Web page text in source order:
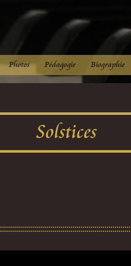
Photos Pédagogie Biographie
Solstices